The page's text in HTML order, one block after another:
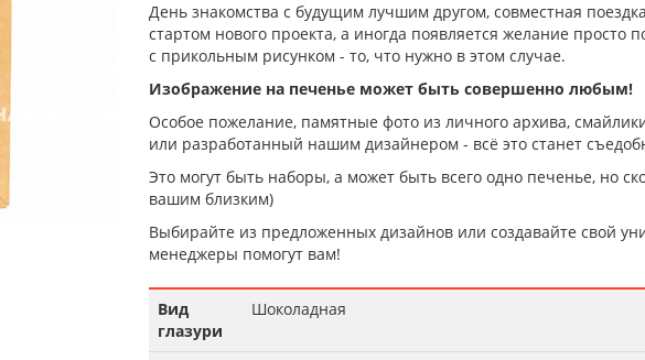
День знакомства с будущим лучшим другом, совместная
стартом нового проекта, а иногда появляется желание просто
с прикольным рисунком - то, что нужно в этом случае.
Изображение на печенье может быть совершенно любым!
Особое пожелание, памятные фото из личного архива,
или разработанный нашим дизайнером - всё это станет
Это могут быть наборы, а может быть всего одно печенье, но
вашим близким)
Выбирайте из предложенных дизайнов или создавайте свой
менеджеры помогут вам!
Вид
глазури
Шоколадная